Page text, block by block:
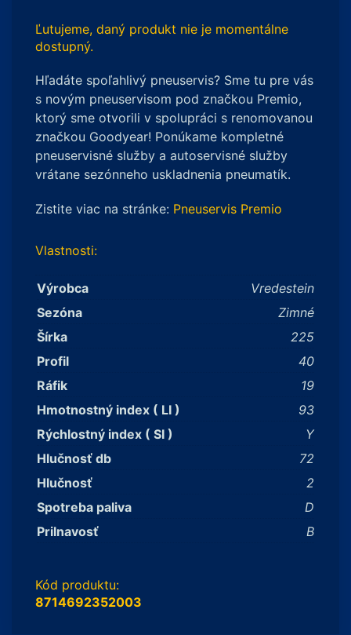
Ľutujeme, daný produkt nie je momentálne
dostupný.
Hľadáte spoľahlivý pneuservis? Sme tu pre vás
s novým pneuservisom pod značkou Premio,
ktorý sme otvorili v spolupráci s renomovanou
značkou Goodyear! Ponúkame kompletné
pneuservisné služby a autoservisné služby
vrátane sezónneho uskladnenia pneumatík.
Zistite viac na stránke: Pneuservis Premio
Vlastnosti:
Výrobca
Vredestein
Sezóna
Zimné
Šírka
225
Profil
40
Ráfik
19
Hmotnostný index ( LI )
93
Rýchlostný index ( SI )
Y
Hlučnosť db
72
Hlučnosť
2
Spotreba paliva
D
Prilnavosť
B
Kód produktu:
8714692352003